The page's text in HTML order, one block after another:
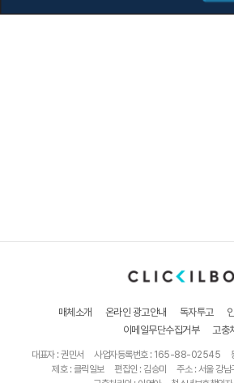
매체소개 온라인 광고안내 독자투고
이메일무단수집거부
고충
대표자 : 권민서 사업자등록번호 : 165-88-02545
제호 : 클릭일보
편집인 : 김승미
주소 : 서울 강